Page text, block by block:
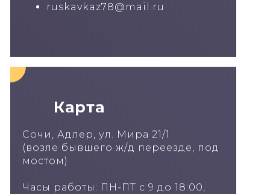
ruskavkaz78@mail.ru
Карта
Сочи, Адлер, ул. Мира 21/1
(возле бывшего ж/д переезде, под
мостом)
Часы работы: ПН-ПТ с 9 до 18:00,